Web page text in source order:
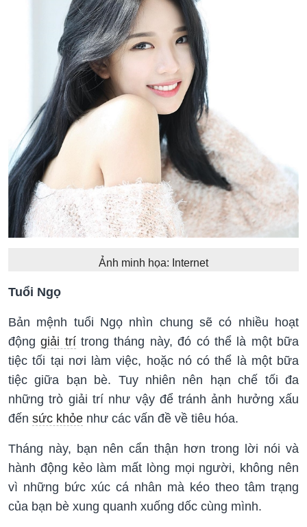
Ảnh minh họa: Internet
Tuổi Ngọ
Bản mệnh tuổi Ngọ nhìn chung sẽ có nhiều hoạt
độnggiải trítrong tháng này, đó có thể là một bữa
tiệc tối tại nơi làm việc, hoặc nó có thể là một bữa
tiệc giữa bạn bè. Tuy nhiên nên hạn chế tối đa
những trò giải trí như vậy để tránh ảnh hưởng xấu
đến sức khỏe như các vấn đề về tiêu hóa.
Tháng này, bạn nên cẩn thận hơn trong lời nói và
hành động kẻo làm mất lòng mọi người, không nên
vì những bức xúc cá nhân mà kéo theo tâm trạng
của bạn bè xung quanh xuống dốc cùng mình.